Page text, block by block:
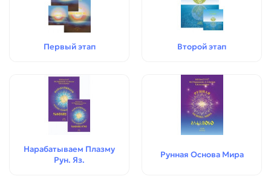
Первый этап Второй этап
Нарабатываем Плазму
Рун. Яз.
Рунная Основа Мира